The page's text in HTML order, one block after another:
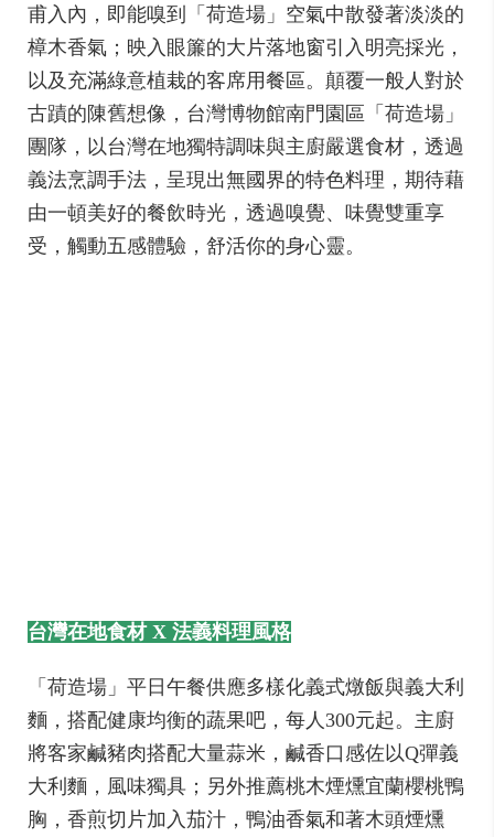
甫入內，即能嗅到「荷造場」空氣中散發著淡淡的
樟木香氣；映入眼簾的大片落地窗引入明亮採光，
以及充滿綠意植栽的客席用餐區。顛覆一般人對於
古蹟的陳舊想像，台灣博物館南門園區「荷造場」
團隊，以台灣在地獨特調味與主廚嚴選食材，透過
義法烹調手法，呈現出無國界的特色料理，期待藉
由一頓美好的餐飲時光，透過嗅覺、味覺雙重享
受，觸動五感體驗，舒活你的身心靈。
台灣在地食材 X 法義料理風格
「荷造場」平日午餐供應多樣化義式燉飯與義大利
麵，搭配健康均衡的蔬果吧，每人300元起。主廚
將客家鹹豬肉搭配大量蒜米，鹹香口感佐以Q彈義
大利麵，風味獨具；另外推薦桃木煙燻宜蘭櫻桃鴨
胸，香煎切片加入茄汁，鴨油香氣和著木頭煙燻